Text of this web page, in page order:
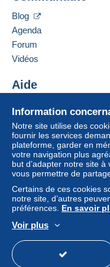
vendeur à
entraîner des
Si les conditions de
considérer comme
conditions de
que définies dans
Les achats
suivant la
vendeur.
Droit de
l’acheteur.
Pour connaître les
remboursement du
générales
Norwich.
Ajouter ce vendeur
Contacter le
Information
Notre site utilise des
fournir les services
plateforme, garder en
votre navigation plus
but d’adapter notre site
vous permettre de
Certains de ces cookies
notre site, d’autres
préférences. En savoir
Voir plus
Blog
Agenda
Forum
Vidéos
Aide
Acheter sur Delcampe
Vendre sur Delcampe
Un site sécurisé